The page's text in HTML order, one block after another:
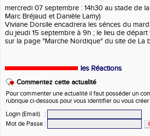
mercredi 07 septembre : 14h30 au stade de
Marc Bréjaud et Danièle Lamy)
Viviane Dorsile encadrera les sénces du
du jeudi 15 septembre à 9h ; le lieu de
sur la page "Marche Nordique" du site de La
les Réactions
Commentez cette actualité
Pour commenter une actualité il faut posséder un
rubrique ci-dessous pour vous identifier ou vous
Login (Email)
:
Mot de Passe :